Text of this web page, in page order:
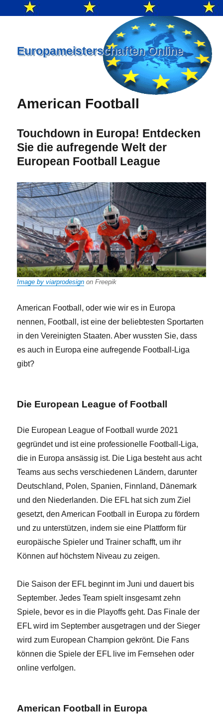
Europameisterschaften Online
American Football
Touchdown in Europa! Entdecken
Sie die aufregende Welt der
European Football League
Image by viarprodesign on Freepik
‍American Football, oder wie wir es in Europa
nennen, Football, ist eine der beliebtesten Sportarten
in den Vereinigten Staaten. Aber wussten Sie, dass
es auch in Europa eine aufregende Football-Liga
gibt?
Die European League of Football
Die European League of Football wurde 2021
gegründet und ist eine professionelle Football-Liga,
die in Europa ansässig ist. Die Liga besteht aus acht
Teams aus sechs verschiedenen Ländern, darunter
Deutschland, Polen, Spanien, Finnland, Dänemark
und den Niederlanden. Die EFL hat sich zum Ziel
gesetzt, den American Football in Europa zu fördern
und zu unterstützen, indem sie eine Plattform für
europäische Spieler und Trainer schafft, um ihr
Können auf höchstem Niveau zu zeigen.
Die Saison der EFL beginnt im Juni und dauert bis
September. Jedes Team spielt insgesamt zehn
Spiele, bevor es in die Playoffs geht. Das Finale der
EFL wird im September ausgetragen und der Sieger
wird zum European Champion gekrönt. Die Fans
können die Spiele der EFL live im Fernsehen oder
online verfolgen.
American Football in Europa